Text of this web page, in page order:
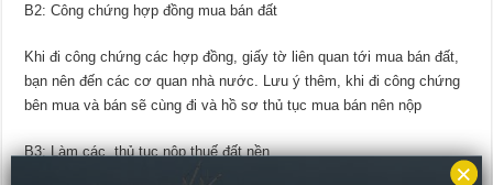
B2: Công chứng hợp đồng mua bán đất
Khi đi công chứng các hợp đồng, giấy tờ liên quan tới mua bán đất,
bạn nên đến các cơ quan nhà nước. Lưu ý thêm, khi đi công chứng
bên mua và bán sẽ cùng đi và hồ sơ thủ tục mua bán nên nộp
B3: Làm các thủ tục nộp thuế đất nền
×